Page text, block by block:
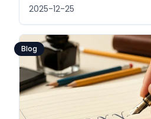
2025-12-25
Blog